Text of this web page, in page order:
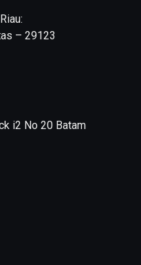
– 29123
i2 No 20 Batam